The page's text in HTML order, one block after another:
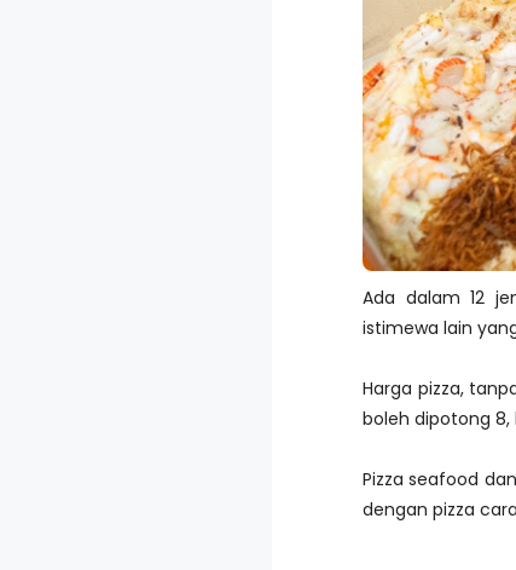
Ada dalam 12
istimewa lain
Harga pizza,
boleh dipotong 8,
Pizza seafood
dengan pizza